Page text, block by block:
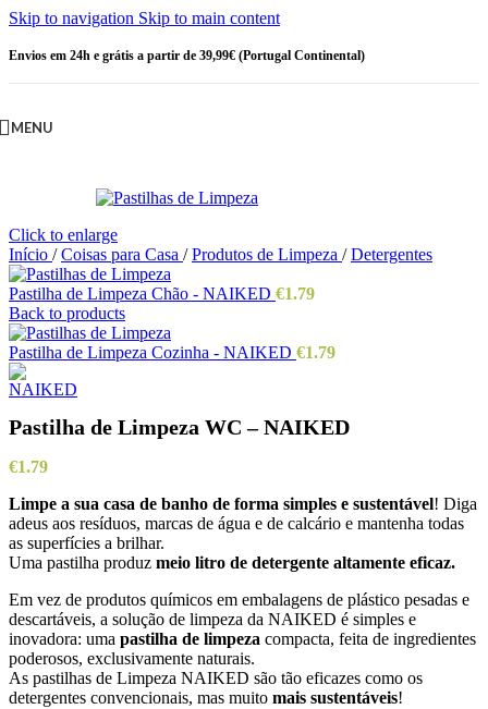
Skip to navigation Skip to main content
Envios em 24h e grátis a partir de 39,99€ (Portugal Continental)
MENU
Click to enlarge
Início / Coisas para Casa / Produtos de Limpeza / Detergentes
Pastilha de Limpeza Chão - NAIKED €1.79
Back to products
Pastilha de Limpeza Cozinha - NAIKED €1.79
Pastilha de Limpeza WC – NAIKED
€1.79
Limpe a sua casa de banho de forma simples e sustentável! Diga
adeus aos resíduos, marcas de água e de calcário e mantenha todas
as superfícies a brilhar.
Uma pastilha produz meio litro de detergente altamente eficaz.
Em vez de produtos químicos em embalagens de plástico pesadas e
descartáveis, a solução de limpeza da NAIKED é simples e
inovadora: uma pastilha de limpeza compacta, feita de ingredientes
poderosos, exclusivamente naturais.
As pastilhas de Limpeza NAIKED são tão eficazes como os
detergentes convencionais, mas muito mais sustentáveis!